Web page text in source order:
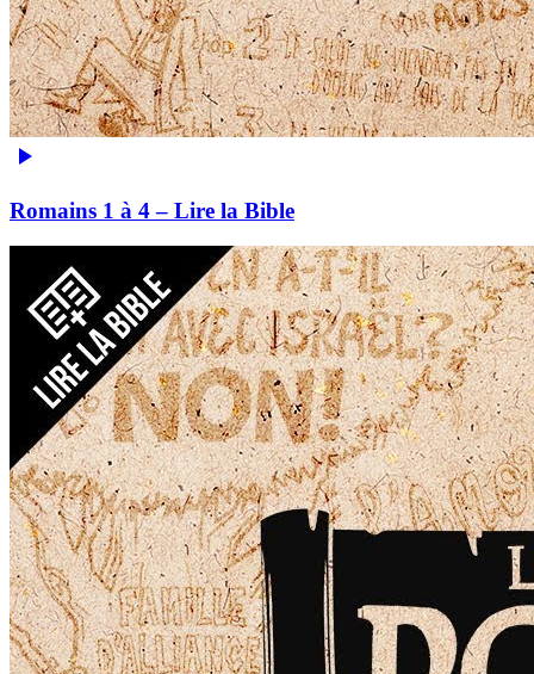
Romains 1 à 4 – Lire la Bible